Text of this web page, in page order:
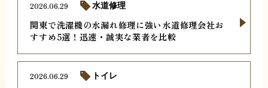
関東で洗濯機の水漏れ修理に強い水道修理会社お
すすめ5選！迅速・誠実な業者を比較
2026.06.29 水道修理
2026.06.29 トイレ